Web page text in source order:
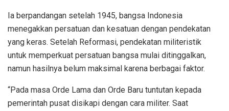
Ia berpandangan setelah 1945, bangsa Indonesia
menegakkan persatuan dan kesatuan dengan pendekatan
yang keras. Setelah Reformasi, pendekatan militeristik
untuk memperkuat persatuan bangsa mulai ditinggalkan,
namun hasilnya belum maksimal karena berbagai faktor.
“Pada masa Orde Lama dan Orde Baru tuntutan kepada
pemerintah pusat disikapi dengan cara militer. Saat